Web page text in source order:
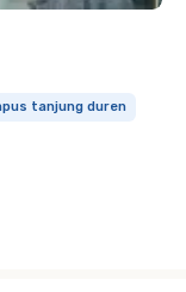
tanjung duren